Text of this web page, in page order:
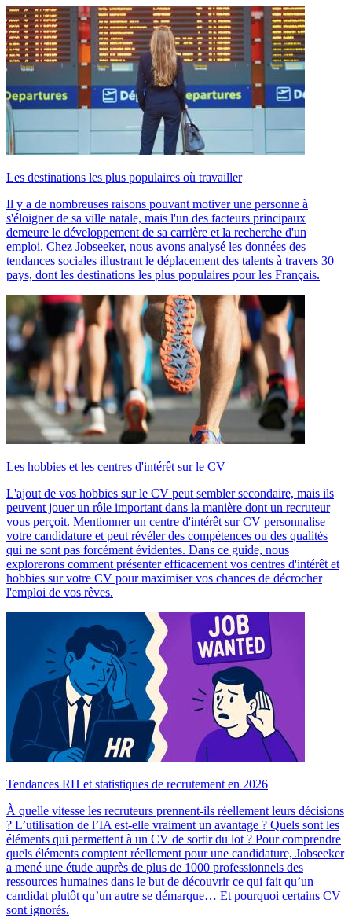
Les destinations les plus populaires où travailler
Il y a de nombreuses raisons pouvant motiver une personne à
s'éloigner de sa ville natale, mais l'un des facteurs principaux
demeure le développement de sa carrière et la recherche d'un
emploi. Chez Jobseeker, nous avons analysé les données des
tendances sociales illustrant le déplacement des talents à travers 30
pays, dont les destinations les plus populaires pour les Français.
Les hobbies et les centres d'intérêt sur le CV
L'ajout de vos hobbies sur le CV peut sembler secondaire, mais ils
peuvent jouer un rôle important dans la manière dont un recruteur
vous perçoit. Mentionner un centre d'intérêt sur CV personnalise
votre candidature et peut révéler des compétences ou des qualités
qui ne sont pas forcément évidentes. Dans ce guide, nous
explorerons comment présenter efficacement vos centres d'intérêt et
hobbies sur votre CV pour maximiser vos chances de décrocher
l'emploi de vos rêves.
Tendances RH et statistiques de recrutement en 2026
À quelle vitesse les recruteurs prennent-ils réellement leurs décisions
? L’utilisation de l’IA est-elle vraiment un avantage ? Quels sont les
éléments qui permettent à un CV de sortir du lot ? Pour comprendre
quels éléments comptent réellement pour une candidature, Jobseeker
a mené une étude auprès de plus de 1000 professionnels des
ressources humaines dans le but de découvrir ce qui fait qu’un
candidat plutôt qu’un autre se démarque… Et pourquoi certains CV
sont ignorés.